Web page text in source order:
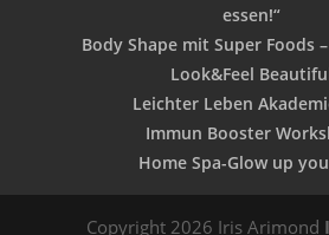
essen!“
Body Shape mit Super Foods
Look&Feel
Leichter Leben
Immun Booster
Home Spa-Glow up
Copyright 2026 Iris Arimond